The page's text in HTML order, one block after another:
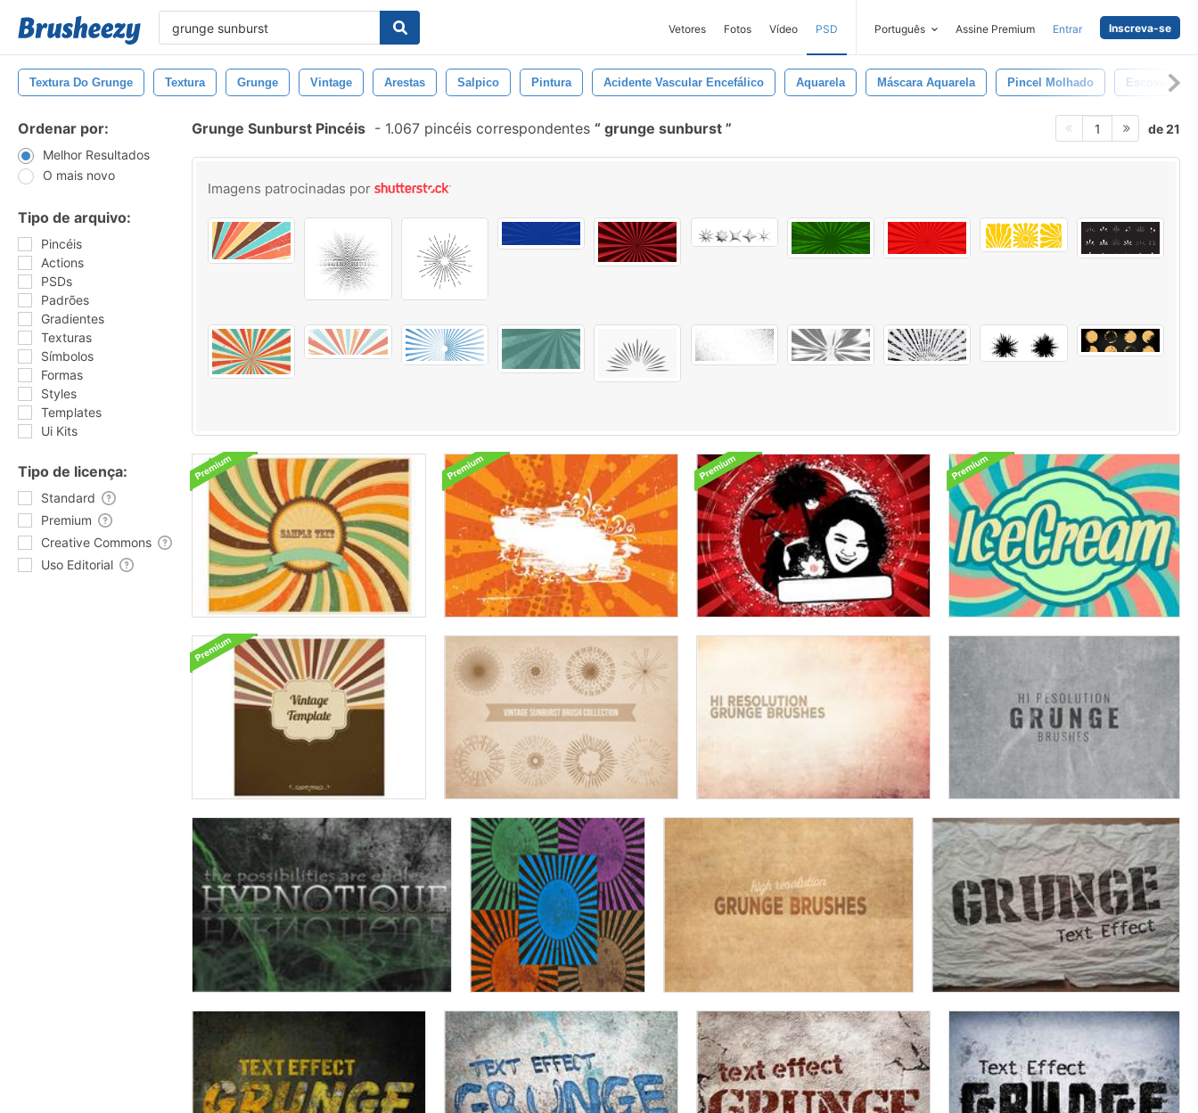
Vetores Fotos Vídeo PSD Português Assine Premium Entrar Inscreva-se
Textura Do Grunge Textura Grunge Vintage Arestas Salpico Pintura Acidente Vascular Encefálico Aquarela Máscara Aquarela Pincel Molhado Escovas
Ordenar por:
Melhor Resultados
O mais novo
Tipo de arquivo:
Pincéis
Actions
PSDs
Padrões
Gradientes
Texturas
Símbolos
Formas
Styles
Templates
Ui Kits
Tipo de licença:
Standard
Premium
Creative Commons
Uso Editorial
Grunge Sunburst Pincéis - 1.067 pincéis correspondentes grunge sunburst 1 de 21
Imagens patrocinadas por